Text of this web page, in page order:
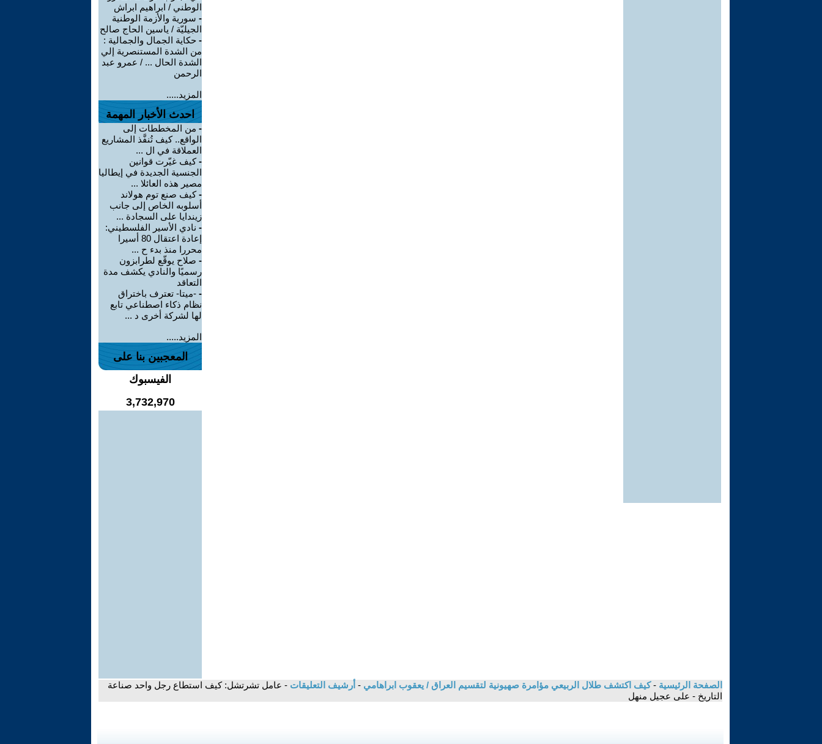
الوطني / ابراهيم ابراش
- سورية والأزمة الوطنية
الجيليّة / ياسين الحاج صالح
- حكاية الجمال والجمالية :
من الشدة المستنصرية إلي
الشدة الحال ... / عمرو عبد
الرحمن
المزيد.....
احدث الأخبار المهمة
- من المخططات إلى
الواقع.. كيف تُنفَّذ المشاريع
العملاقة في ال ...
-كيف غيّرت قوانين
الجنسية الجديدة في إيطاليا
مصير هذه العائلا ...
-كيف صنع توم هولاند
أسلوبه الخاص إلى جانب
زيندايا على السجادة ...
- نادي الأسير الفلسطيني:
إعادة اعتقال 80 أسيرا
محررا منذ بدء ح ...
- صلاح يوقّع لطرابزون
رسميًا والنادي يكشف مدة
التعاقد
- -ميتا- تعترف باختراق
نظام ذكاء اصطناعي تابع
لها لشركة أخرى د ...
المزيد.....
المعجبين بنا على
الفيسبوك
3,732,970
الصفحة الرئيسية -كيف اكتشف طلال الربيعي مؤامرة صهيونية لتقسيم العراق / يعقوب ابراهامي - أرشيف التعليقات - عامل تشرتشل: كيف استطاع رجل واحد صناعة
التاريخ - على عجيل منهل